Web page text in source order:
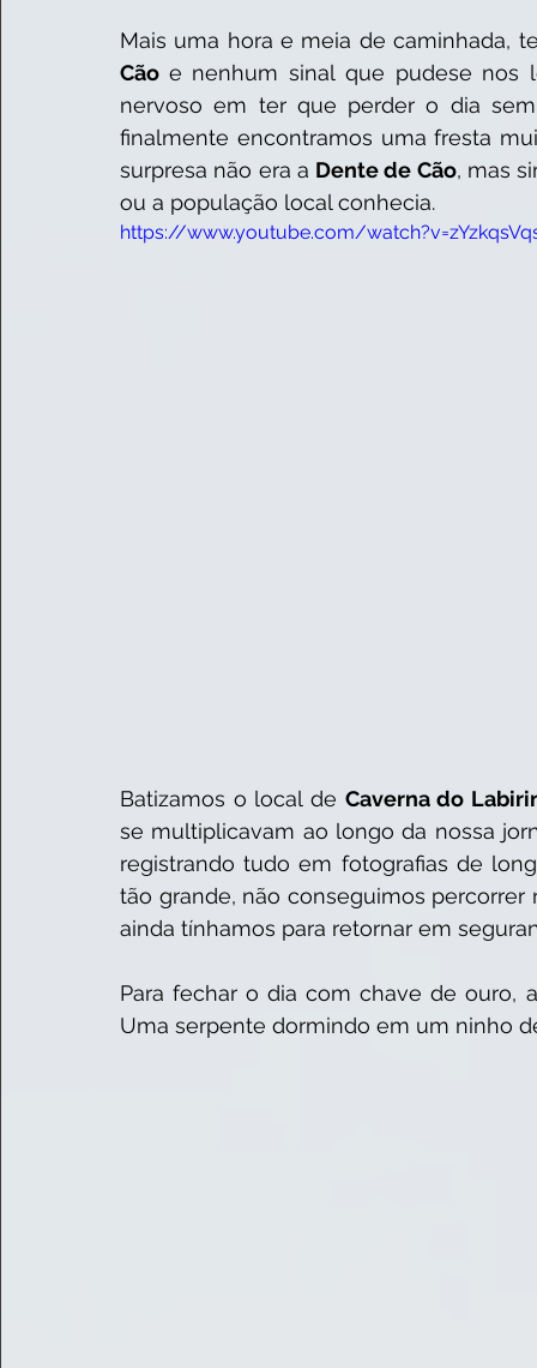
Mais uma hora e meia de caminhada,
Cão e nenhum sinal que pudese nos
nervoso em ter que perder o dia
finalmente encontramos uma fresta
surpresa não era a Dente de Cão, mas
ou a população local conhecia.
https://www.youtube.com/
Batizamos o local de Caverna do
se multiplicavam ao longo da nossa
registrando tudo em fotografias de
tão grande, não conseguimos
ainda tínhamos para retornar em
Para fechar o dia com chave de ouro,